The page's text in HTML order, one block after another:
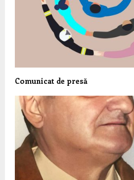
Comunicat de presă